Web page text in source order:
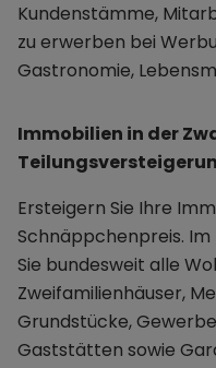
Kundenstämme,
zu erwerben bei
Gastronomie,
Immobilien in der
Ersteigern Sie Ihre
Schnäppchenpreis. Im
Sie bundesweit alle
Zweifamilienhäuser,
Grundstücke,
Gaststätten sowie